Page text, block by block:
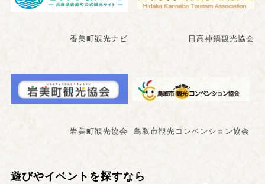
香美町観光ナビ 日高神鍋観光協会
岩美町観光協会 鳥取市観光コンベンション協会
遊びやイベントを探すなら